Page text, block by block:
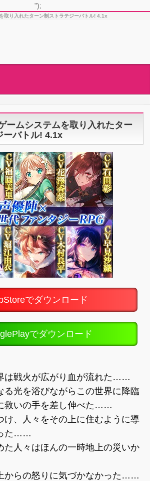
");
取り入れたターン制ストラテジーバトル! 4.1x
ームシステムを取り入れたター
ーバトル! 4.1x
でダウンロード
でダウンロード
は戦火が広がり血が流れた……
光を浴びながらこの世界に降臨
救いの手を差し伸べた……
け、人々をその上に住むように導
た……
た人々はほんの一時地上の災いか
からの怒りに気づかなかった……